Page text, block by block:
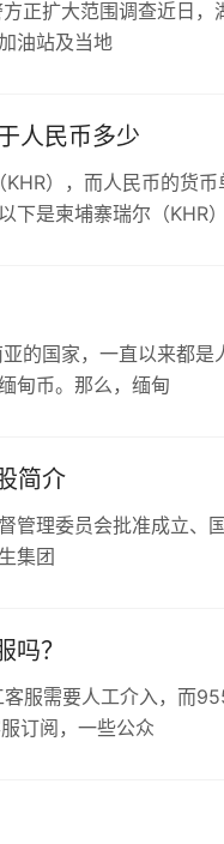
正扩大范围调查近日
油站及当地
人民币多少
），而人民币的货
下是柬埔寨瑞尔（KHR
的国家，一直以来都
甸币。那么，缅甸
简介
管理委员会批准成立、
集团
？
服需要人工介入，而
订阅，一些公众